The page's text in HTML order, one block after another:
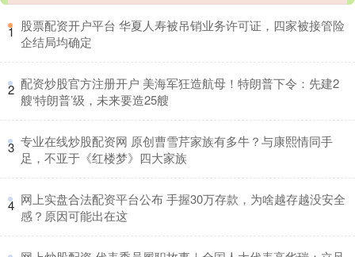
1 ​股票配资开户平台 华夏人寿被吊销业务许可证，四家被接管险
企结局均确定
2 ​配资炒股官方注册开户 美海军狂造航母！特朗普下令：先建2
艘‘特朗普’级，未来要造25艘
3 ​专业在线炒股配资网 原创曹雪芹家族有多牛？与康熙情同手
足，不亚于《红楼梦》四大家族
4 ​网上实盘合法配资平台公布 手握30万存款，为啥越存越没安全
感？原因可能出在这